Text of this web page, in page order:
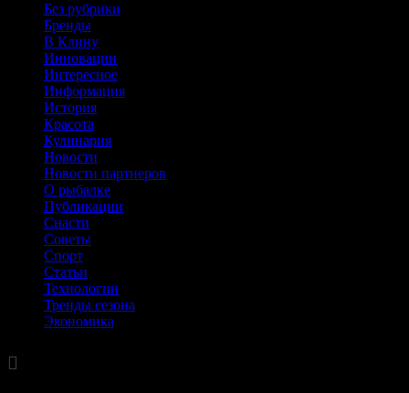
Без рубрики
Бренды
В Клину
Инновации
Интересное
Информация
История
Красота
Кулинария
Новости
Новости партнеров
О рыбалке
Публикации
Снасти
Советы
Спорт
Статьи
Технологии
Тренды сезона
Экономика
